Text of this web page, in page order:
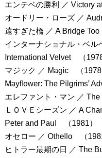
エンテベの勝利 ／ Victory
オードリー・ローズ ／
遠すぎた橋 ／ A Bridge
インターナショナル・ベル
International Velvet （1978
マジック ／ Magic （1978
Mayflower: The Pilgrims’
エレファント・マン ／
ＬＯＶＥシーズン ／ A
Peter and Paul （1981）
オセロー ／ Othello （
ヒトラー最期の日 ／ The